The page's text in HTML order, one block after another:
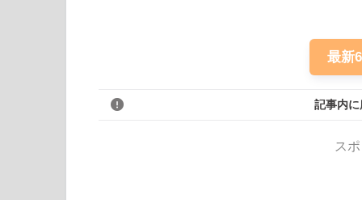
最新
記事内
ス